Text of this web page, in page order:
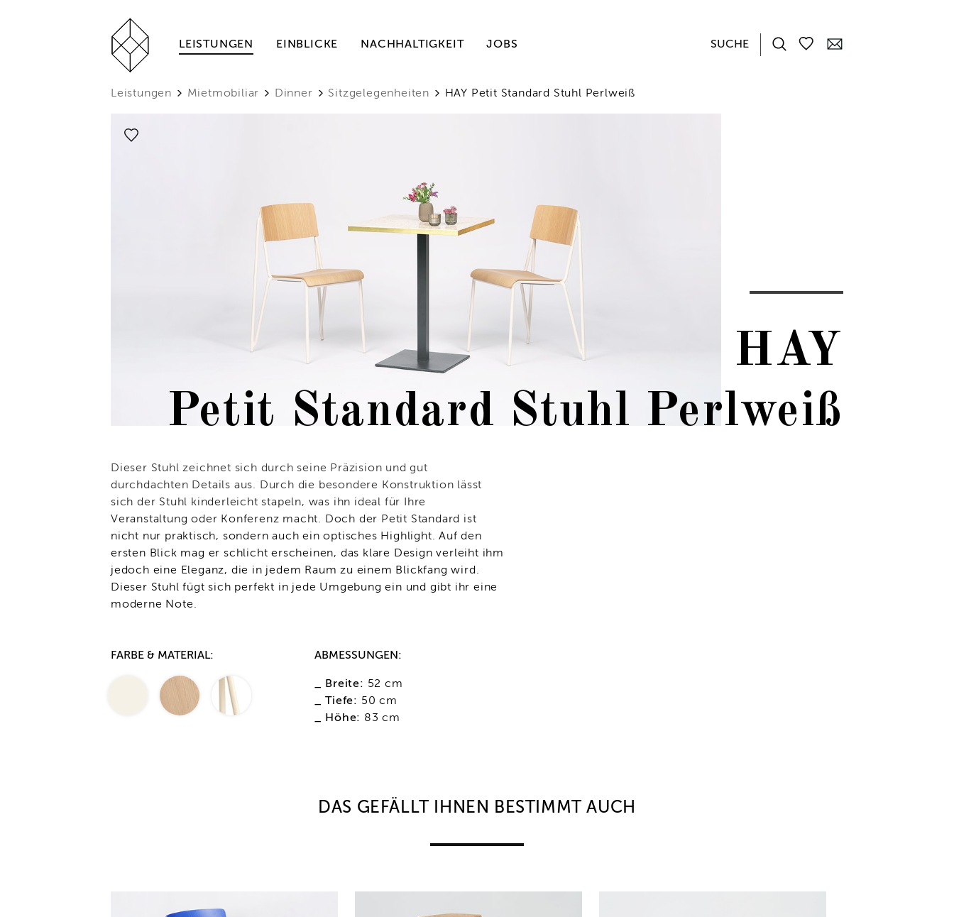
LEISTUNGEN EINBLICKE NACHHALTIGKEIT JOBS
Leistungen Mietmobiliar Dinner Sitzgelegenheiten HAY Petit Standard Stuhl Perlweiß
HAY
Petit Standard Stuhl Perlweiß
Dieser Stuhl zeichnet sich durch seine Präzision und gut
durchdachten Details aus. Durch die besondere Konstruktion lässt
sich der Stuhl kinderleicht stapeln, was ihn ideal für Ihre
Veranstaltung oder Konferenz macht. Doch der Petit Standard ist
nicht nur praktisch, sondern auch ein optisches Highlight. Auf den
ersten Blick mag er schlicht erscheinen, das klare Design verleiht ihm
jedoch eine Eleganz, die in jedem Raum zu einem Blickfang wird.
Dieser Stuhl fügt sich perfekt in jede Umgebung ein und gibt ihr eine
moderne Note.
FARBE & MATERIAL: ABMESSUNGEN:
_ Breite: 52 cm
_ Tiefe: 50 cm
_ Höhe: 83 cm
DAS GEFÄLLT IHNEN BESTIMMT AUCH